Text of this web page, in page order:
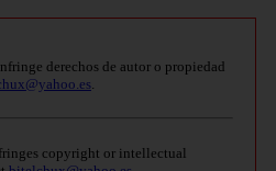
derechos de autor o propiedad
copyright or intellectual